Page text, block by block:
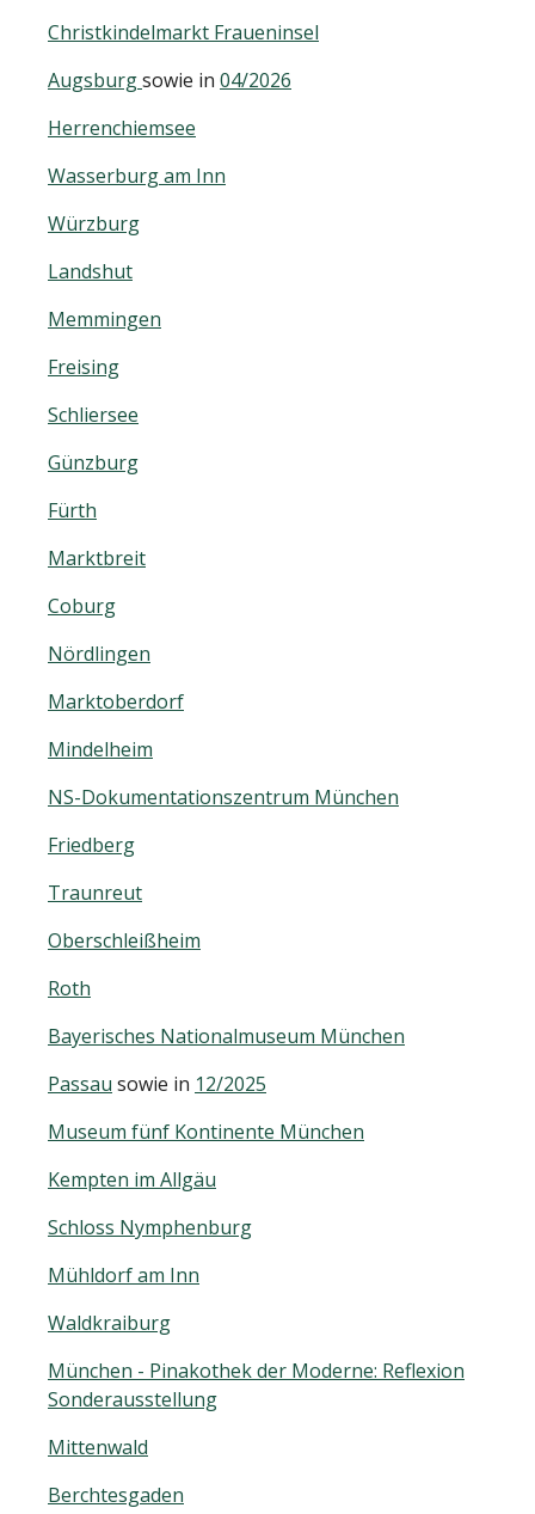
Christkindelmarkt Fraueninsel
Augsburgsowie in 04/2026
Herrenchiemsee
Wasserburg am Inn
Würzburg
Landshut
Memmingen
Freising
Schliersee
Günzburg
Fürth
Marktbreit
Coburg
Nördlingen
Marktoberdorf
Mindelheim
NS-Dokumentationszentrum München
Friedberg
Traunreut
Oberschleißheim
Roth
Bayerisches Nationalmuseum München
Passau sowie in 12/2025
Museum fünf Kontinente München
Kempten im Allgäu
Schloss Nymphenburg
Mühldorf am Inn
Waldkraiburg
München - Pinakothek der Moderne: Reflexion
Sonderausstellung
Mittenwald
Berchtesgaden